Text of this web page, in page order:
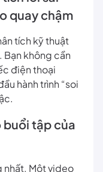
quay chậm
tích kỹ thuật
không cần
điện thoại
hành trình “soi
buổi tập của
nhất. Một video